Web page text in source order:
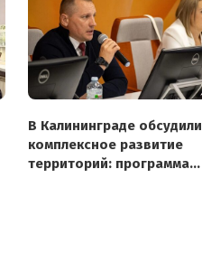
В Калининграде обсудили
комплексное развитие
территорий: программа